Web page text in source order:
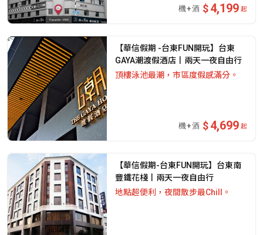
4,199 起
【華信假期 -台東FUN開玩】台東
GAYA潮渡假酒店丨兩天一夜自由行
頂樓泳池最潮，市區度假感滿分。
4,699 起
【華信假期-台東FUN開玩】台東南
豐鐵花棧丨兩天一夜自由行
地點超便利，夜間散步最Chill。